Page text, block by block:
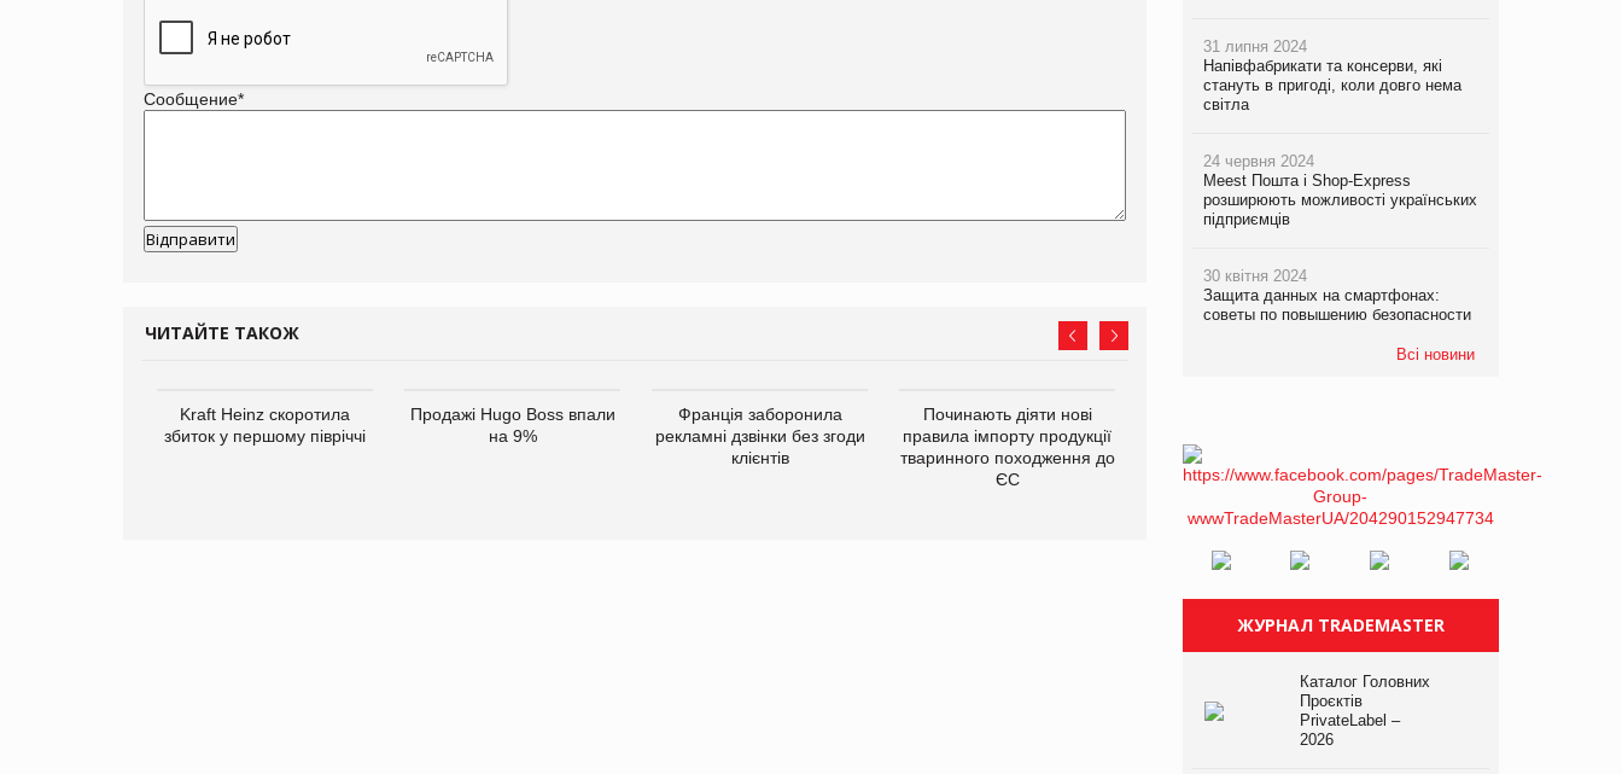
Сообщение*
ЧИТАЙТЕ ТАКОЖ
Kraft Heinz скоротила
збиток у першому півріччі
Продажі Hugo Boss впали
на 9%
Франція заборонила
рекламні дзвінки без згоди
клієнтів
Починають діяти нові
правила імпорту продукції
тваринного походження до
ЄС
на європейський ринок
31 липня 2024
Напівфабрикати та консерви, які
стануть в пригоді, коли довго нема
світла
24 червня 2024
Meest Пошта і Shop-Express
розширюють можливості українських
підприємців
30 квітня 2024
Защита данных на смартфонах:
советы по повышению безопасности
Всі новини
ЖУРНАЛ TRADEMASTER
Каталог Головних
Проєктів
PrivateLabel –
2026